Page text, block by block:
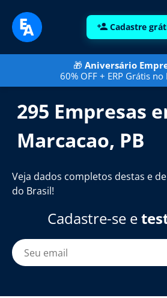
Cadastre
🎁 Aniversário
60% OFF + ERP Grátis
295 Empresas
Marcacao, PB
Veja dados completos destas e
do Brasil!
Cadastre-se e